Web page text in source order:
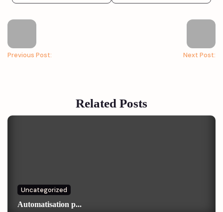
Previous Post: Next Post:
Related Posts
Uncategorized
Automatisation p...